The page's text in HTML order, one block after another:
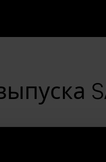
выпуск
на рынке